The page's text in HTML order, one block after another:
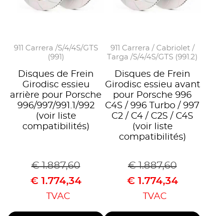
911 Carrera /S/4/4S/GTS
(991)
Disques de Frein
Girodisc essieu
arrière pour Porsche
996/997/991.1/992
(voir liste
compatibilités)
€1.887,60
€1.774,34
TVAC
911 Carrera / Cabriolet /
Targa /S/4/4S/GTS (991.2)
Disques de Frein
Girodisc essieu avant
pour Porsche 996
C4S / 996 Turbo / 997
C2 / C4 / C2S / C4S
(voir liste
compatibilités)
€1.887,60
€1.774,34
TVAC